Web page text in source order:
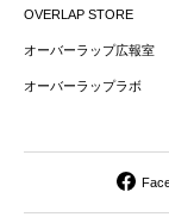
OVERLAP STORE
オーバーラップ広報室
オーバーラップラボ